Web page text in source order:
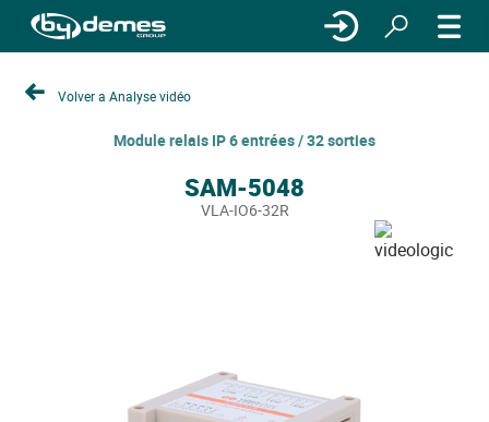
Volver a Analyse vidéo
Module relais IP 6 entrées / 32 sorties
SAM-5048
VLA-IO6-32R